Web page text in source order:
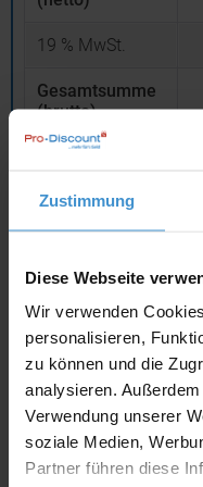
Zustimmung
Diese Webseite
Wir verwenden
personalisieren,
zu können und die
analysieren.
Verwendung unserer
soziale Medien,
Partner führen diese
19 % MwSt.
Gesamtsumme
(brutto)
inklusive 19 % MwSt.
In den
Lieferzeiten